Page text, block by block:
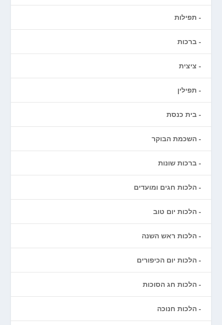
תפילות
ברכות
ציצית
תפילין
בית כנסת
השכמת הבוקר
ברכות שונות
הלכות חגים ומועדים
הלכות יום טוב
הלכות ראש השנה
הלכות יום הכיפורים
הלכות חג הסוכות
הלכות חנוכה